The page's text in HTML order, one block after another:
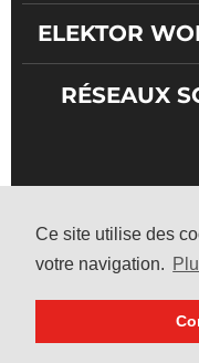
Ce site utilise des
votre navigation.
ELEKTOR
RÉSEAUX